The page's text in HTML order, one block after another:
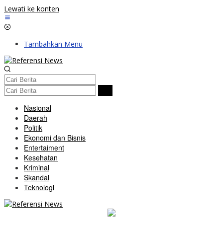
Lewati ke konten
Tambahkan Menu
Nasional
Daerah
Politik
Ekonomi dan Bisnis
Entertaiment
Kesehatan
Kriminal
Skandal
Teknologi